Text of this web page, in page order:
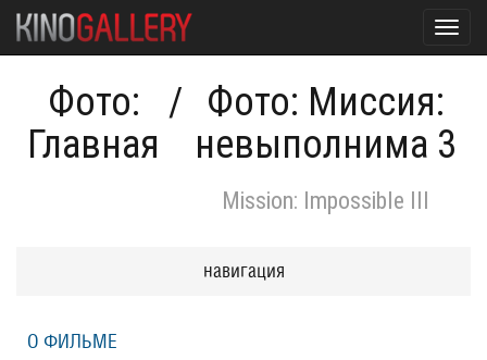
Фото:
Главная
/ Фото: Миссия:
невыполнима 3
Mission: Impossible III
навигация
О ФИЛЬМЕ